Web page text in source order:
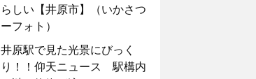
らしい【井原市】（いかさつ
ーフォト）
井原駅で見た光景にびっく
り！！仰天ニュース 駅構内